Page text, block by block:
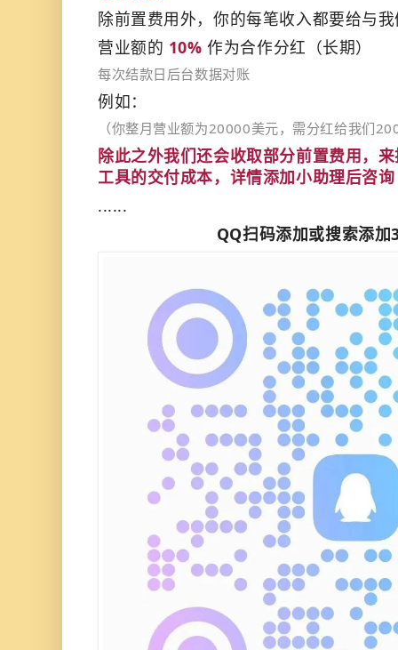
除前置费用外，你的每笔收入都要给与
营业额的 10%作为合作分红（长期）
每次结款日后台数据对账
例如：
（你整月营业额为20000美元，需分红给我们
除此之外我们还会收取部分前置费用，
工具的交付成本，详情添加小助理后咨询
......
QQ扫码添加或搜索添